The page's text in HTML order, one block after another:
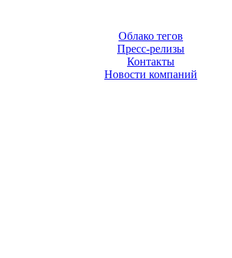
Облако тегов
Пресс-релизы
Контакты
Новости компаний